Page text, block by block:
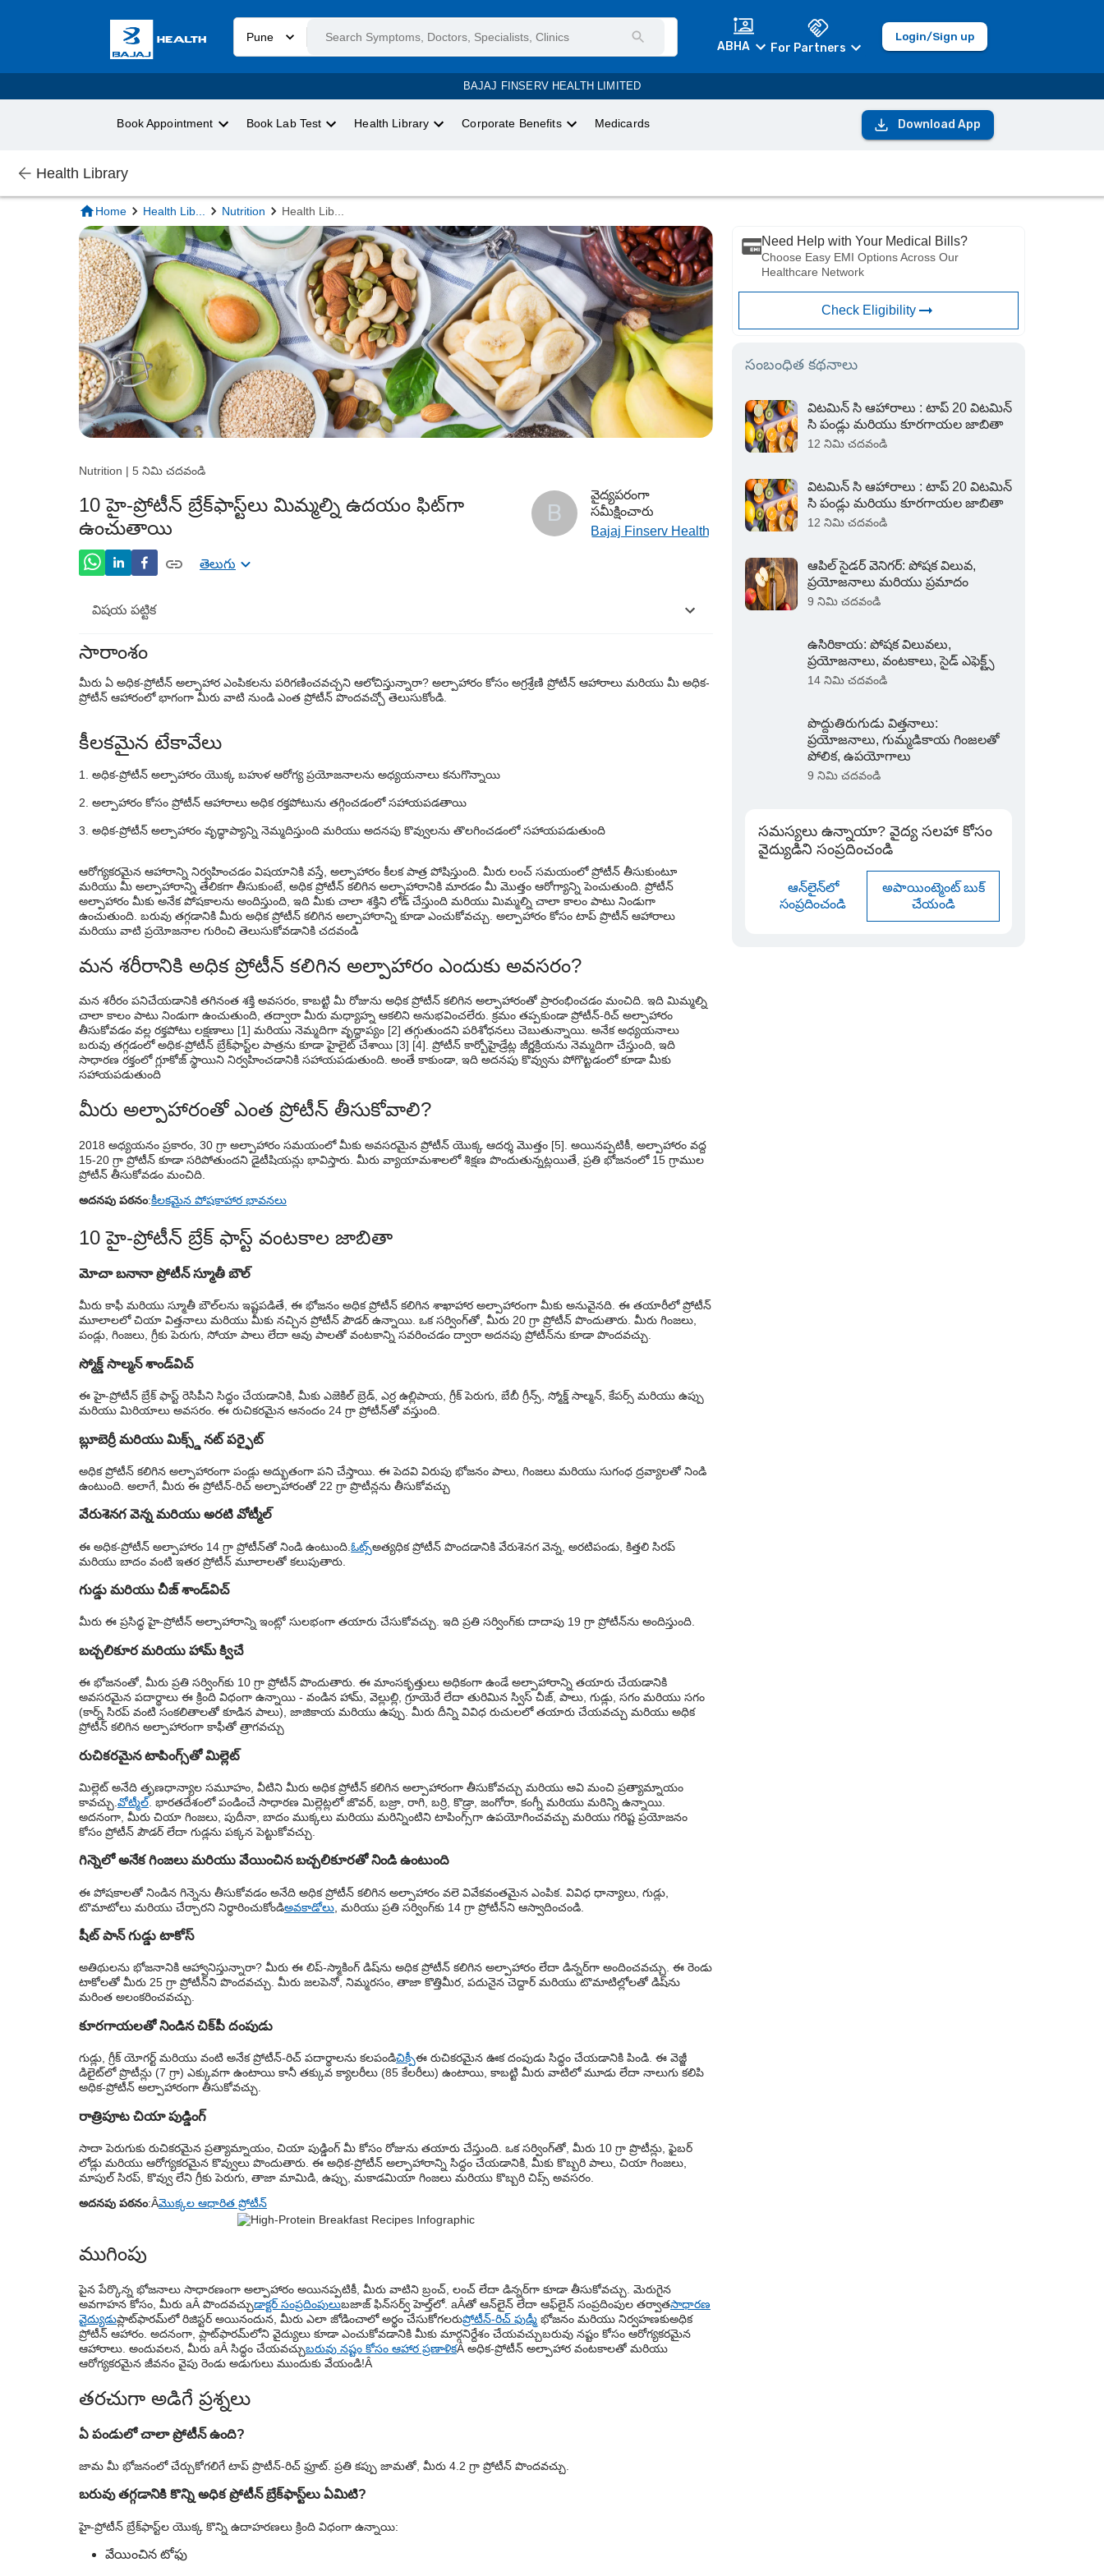
Pune
ABHA For Partners
Login/Sign up
BAJAJ FINSERV HEALTH LIMITED
Book Appointment Book Lab Test Health Library Corporate Benefits Medicards Download App
Health Library
Home Health Lib... Nutrition Health Lib...
Nutrition | 5 నిమి చదవండి
10 హై-ప్రోటీన్ బ్రేక్‌ఫాస్ట్‌లు మిమ్మల్ని ఉదయం ఫిట్‌గా
ఉంచుతాయి
B
వైద్యపరంగా
సమీక్షించారు
Bajaj Finserv Health
తెలుగు
విషయ పట్టిక
మన శరీరానికి అధిక ప్రోటీన్ కలిగిన అల్పాహారం ఎందుకు అవసరం?
మీరు అల్పాహారంతో ఎంత ప్రోటీన్ తీసుకోవాలి?
ముగింపు
తరచుగా అడిగే ప్రశ్నలు
సారాంశం
మీరు ఏ అధిక-ప్రోటీన్ అల్పాహార ఎంపికలను పరిగణించవచ్చని ఆలోచిస్తున్నారా? అల్పాహారం కోసం అగ్రశ్రేణి ప్రోటీన్ ఆహారాలు మరియు మీ అధిక-
ప్రోటీన్ ఆహారంలో భాగంగా మీరు వాటి నుండి ఎంత ప్రోటీన్ పొందవచ్చో తెలుసుకోండి.
కీలకమైన టేకావేలు
అధిక-ప్రోటీన్ అల్పాహారం యొక్క బహుళ ఆరోగ్య ప్రయోజనాలను అధ్యయనాలు కనుగొన్నాయి
అల్పాహారం కోసం ప్రోటీన్ ఆహారాలు అధిక రక్తపోటును తగ్గించడంలో సహాయపడతాయి
అధిక-ప్రోటీన్ అల్పాహారం వృద్ధాప్యాన్ని నెమ్మదిస్తుంది మరియు అదనపు కొవ్వులను తొలగించడంలో సహాయపడుతుంది
ఆరోగ్యకరమైన ఆహారాన్ని నిర్వహించడం విషయానికి వస్తే, అల్పాహారం కీలక పాత్ర పోషిస్తుంది. మీరు లంచ్ సమయంలో ప్రోటీన్ తీసుకుంటూ
మరియు మీ అల్పాహారాన్ని తేలికగా తీసుకుంటే, అధిక ప్రోటీన్ కలిగిన అల్పాహారానికి మారడం మీ మొత్తం ఆరోగ్యాన్ని పెంచుతుంది. ప్రోటీన్
అల్పాహారం మీకు అనేక పోషకాలను అందిస్తుంది, ఇది మీకు చాలా శక్తిని లోడ్ చేస్తుంది మరియు మిమ్మల్ని చాలా కాలం పాటు నిండుగా
ఉంచుతుంది. బరువు తగ్గడానికి మీరు అధిక ప్రోటీన్ కలిగిన అల్పాహారాన్ని కూడా ఎంచుకోవచ్చు. అల్పాహారం కోసం టాప్ ప్రొటీన్ ఆహారాలు
మరియు వాటి ప్రయోజనాల గురించి తెలుసుకోవడానికి చదవండి
మన శరీరానికి అధిక ప్రోటీన్ కలిగిన అల్పాహారం ఎందుకు అవసరం?
మన శరీరం పనిచేయడానికి తగినంత శక్తి అవసరం, కాబట్టి మీ రోజును అధిక ప్రోటీన్ కలిగిన అల్పాహారంతో ప్రారంభించడం మంచిది. ఇది మిమ్మల్ని
చాలా కాలం పాటు నిండుగా ఉంచుతుంది, తద్వారా మీరు మధ్యాహ్న ఆకలిని అనుభవించలేరు. క్రమం తప్పకుండా ప్రోటీన్-రిచ్ అల్పాహారం
తీసుకోవడం వల్ల రక్తపోటు లక్షణాలు [1] మరియు నెమ్మదిగా వృద్ధాప్యం [2] తగ్గుతుందని పరిశోధనలు చెబుతున్నాయి. అనేక అధ్యయనాలు
బరువు తగ్గడంలో అధిక-ప్రోటీన్ బ్రేక్‌ఫాస్ట్‌ల పాత్రను కూడా హైలైట్ చేశాయి [3] [4]. ప్రోటీన్ కార్బోహైడ్రేట్ల జీర్ణక్రియను నెమ్మదిగా చేస్తుంది, ఇది
సాధారణ రక్తంలో గ్లూకోజ్ స్థాయిని నిర్వహించడానికి సహాయపడుతుంది. అంతే కాకుండా, ఇది అదనపు కొవ్వును పోగొట్టడంలో కూడా మీకు
సహాయపడుతుంది
మీరు అల్పాహారంతో ఎంత ప్రోటీన్ తీసుకోవాలి?
2018 అధ్యయనం ప్రకారం, 30 గ్రా అల్పాహారం సమయంలో మీకు అవసరమైన ప్రోటీన్ యొక్క ఆదర్శ మొత్తం [5]. అయినప్పటికీ, అల్పాహారం వద్ద
15-20 గ్రా ప్రోటీన్ కూడా సరిపోతుందని డైటీషియన్లు భావిస్తారు. మీరు వ్యాయామశాలలో శిక్షణ పొందుతున్నట్లయితే, ప్రతి భోజనంలో 15 గ్రాముల
ప్రోటీన్ తీసుకోవడం మంచిది.
అదనపు పఠనం:కీలకమైన పోషకాహార భావనలు
10 హై-ప్రోటీన్ బ్రేక్ ఫాస్ట్ వంటకాల జాబితా
మోచా బనానా ప్రోటీన్ స్మూతీ బౌల్
మీరు కాఫీ మరియు స్మూతీ బౌల్‌లను ఇష్టపడితే, ఈ భోజనం అధిక ప్రోటీన్ కలిగిన శాఖాహార అల్పాహారంగా మీకు అనువైనది. ఈ తయారీలో ప్రోటీన్
మూలాలలో చియా విత్తనాలు మరియు మీకు నచ్చిన ప్రోటీన్ పౌడర్ ఉన్నాయి. ఒక సర్వింగ్‌తో, మీరు 20 గ్రా ప్రోటీన్ పొందుతారు. మీరు గింజలు,
పండ్లు, గింజలు, గ్రీకు పెరుగు, సోయా పాలు లేదా ఆవు పాలతో వంటకాన్ని సవరించడం ద్వారా అదనపు ప్రోటీన్‌ను కూడా పొందవచ్చు.
స్మోక్డ్ సాల్మన్ శాండ్‌విచ్
ఈ హై-ప్రోటీన్ బ్రేక్ ఫాస్ట్ రెసిపీని సిద్ధం చేయడానికి, మీకు ఎజెకిల్ బ్రెడ్, ఎర్ర ఉల్లిపాయ, గ్రీక్ పెరుగు, బేబీ గ్రీన్స్, స్మోక్డ్ సాల్మన్, కేపర్స్ మరియు ఉప్పు
మరియు మిరియాలు అవసరం. ఈ రుచికరమైన ఆనందం 24 గ్రా ప్రోటీన్‌తో వస్తుంది.
బ్లూబెర్రీ మరియు మిక్స్డ్ నట్ పర్ఫైట్
అధిక ప్రోటీన్ కలిగిన అల్పాహారంగా పండ్లు అద్భుతంగా పని చేస్తాయి. ఈ పెదవి విరుపు భోజనం పాలు, గింజలు మరియు సుగంధ ద్రవ్యాలతో నిండి
ఉంటుంది. అలాగే, మీరు ఈ ప్రోటీన్-రిచ్ అల్పాహారంతో 22 గ్రా ప్రొటీన్లను తీసుకోవచ్చు
వేరుశెనగ వెన్న మరియు అరటి వోట్మీల్
ఈ అధిక-ప్రోటీన్ అల్పాహారం 14 గ్రా ప్రోటీన్‌తో నిండి ఉంటుంది. ఓట్స్అత్యధిక ప్రోటీన్ పొందడానికి వేరుశెనగ వెన్న, అరటిపండు, కిత్తలి సిరప్
మరియు బాదం వంటి ఇతర ప్రోటీన్ మూలాలతో కలుపుతారు.
గుడ్డు మరియు చీజ్ శాండ్‌విచ్
మీరు ఈ ప్రసిద్ధ హై-ప్రోటీన్ అల్పాహారాన్ని ఇంట్లో సులభంగా తయారు చేసుకోవచ్చు. ఇది ప్రతి సర్వింగ్‌కు దాదాపు 19 గ్రా ప్రోటీన్‌ను అందిస్తుంది.
బచ్చలికూర మరియు హామ్ క్విచే
ఈ భోజనంతో, మీరు ప్రతి సర్వింగ్‌కు 10 గ్రా ప్రోటీన్ పొందుతారు. ఈ మాంసకృత్తులు అధికంగా ఉండే అల్పాహారాన్ని తయారు చేయడానికి
అవసరమైన పదార్థాలు ఈ క్రింది విధంగా ఉన్నాయి - వండిన హామ్, వెల్లుల్లి, గ్రూయెరే లేదా తురిమిన స్విస్ చీజ్, పాలు, గుడ్లు, సగం మరియు సగం
(కార్న్ సిరప్ వంటి సంకలితాలతో కూడిన పాలు), జాజికాయ మరియు ఉప్పు. మీరు దీన్ని వివిధ రుచులలో తయారు చేయవచ్చు మరియు అధిక
ప్రోటీన్ కలిగిన అల్పాహారంగా కాఫీతో త్రాగవచ్చు
రుచికరమైన టాపింగ్స్‌తో మిల్లెట్
మిల్లెట్ అనేది తృణధాన్యాల సమూహం, వీటిని మీరు అధిక ప్రోటీన్ కలిగిన అల్పాహారంగా తీసుకోవచ్చు మరియు అవి మంచి ప్రత్యామ్నాయం
కావచ్చు. వోట్మీల్. భారతదేశంలో పండించే సాధారణ మిల్లెట్లలో జొవర్, బజ్రా, రాగి, బర్రి, కొడ్రా, జంగోరా, కంగ్నీ మరియు మరిన్ని ఉన్నాయి.
అదనంగా, మీరు చియా గింజలు, పుదీనా, బాదం ముక్కలు మరియు మరిన్నింటిని టాపింగ్స్‌గా ఉపయోగించవచ్చు మరియు గరిష్ట ప్రయోజనం
కోసం ప్రోటీన్ పౌడర్ లేదా గుడ్లను పక్కన పెట్టుకోవచ్చు.
గిన్నెలో అనేక గింజలు మరియు వేయించిన బచ్చలికూరతో నిండి ఉంటుంది
ఈ పోషకాలతో నిండిన గిన్నెను తీసుకోవడం అనేది అధిక ప్రోటీన్ కలిగిన అల్పాహారం వలె వివేకవంతమైన ఎంపిక. వివిధ ధాన్యాలు, గుడ్లు,
టొమాటోలు మరియు చేర్చారని నిర్ధారించుకోండిఅవకాడోలు , మరియు ప్రతి సర్వింగ్‌కు 14 గ్రా ప్రోటీన్‌ని ఆస్వాదించండి.
షీట్ పాన్ గుడ్డు టాకోస్
అతిథులను భోజనానికి ఆహ్వానిస్తున్నారా? మీరు ఈ లిప్-స్మాకింగ్ డిష్‌ను అధిక ప్రోటీన్ కలిగిన అల్పాహారం లేదా డిన్నర్‌గా అందించవచ్చు. ఈ రెండు
టాకోలతో మీరు 25 గ్రా ప్రోటీన్‌ని పొందవచ్చు. మీరు జలపెనో, నిమ్మరసం, తాజా కొత్తిమీర, పదునైన చెద్దార్ మరియు టొమాటిల్లోలతో డిష్‌ను
మరింత అలంకరించవచ్చు.
కూరగాయలతో నిండిన చిక్‌పీ దంపుడు
గుడ్లు, గ్రీక్ యోగర్ట్ మరియు వంటి అనేక ప్రోటీన్-రిచ్ పదార్థాలను కలపండిచిక్పీఈ రుచికరమైన ఊక దంపుడు సిద్ధం చేయడానికి పిండి. ఈ వెజ్జీ
డిలైట్‌లో ప్రొటీన్లు (7 గ్రా) ఎక్కువగా ఉంటాయి కానీ తక్కువ క్యాలరీలు (85 కేలరీలు) ఉంటాయి, కాబట్టి మీరు వాటిలో మూడు లేదా నాలుగు కలిపి
అధిక-ప్రోటీన్ అల్పాహారంగా తీసుకోవచ్చు.
రాత్రిపూట చియా పుడ్డింగ్
సాదా పెరుగుకు రుచికరమైన ప్రత్యామ్నాయం, చియా పుడ్డింగ్ మీ కోసం రోజును తయారు చేస్తుంది. ఒక సర్వింగ్‌తో, మీరు 10 గ్రా ప్రొటీన్లు, ఫైబర్
లోడ్లు మరియు ఆరోగ్యకరమైన కొవ్వులు పొందుతారు. ఈ అధిక-ప్రోటీన్ అల్పాహారాన్ని సిద్ధం చేయడానికి, మీకు కొబ్బరి పాలు, చియా గింజలు,
మాపుల్ సిరప్, కొవ్వు లేని గ్రీకు పెరుగు, తాజా మామిడి, ఉప్పు, మకాడమియా గింజలు మరియు కొబ్బరి చిప్స్ అవసరం.
అదనపు పఠనం:Âమొక్కల ఆధారిత ప్రోటీన్
ముగింపు
పైన పేర్కొన్న భోజనాలు సాధారణంగా అల్పాహారం అయినప్పటికీ, మీరు వాటిని బ్రంచ్, లంచ్ లేదా డిన్నర్‌గా కూడా తీసుకోవచ్చు. మెరుగైన
అవగాహన కోసం, మీరు aÂ పొందవచ్చుడాక్టర్ సంప్రదింపులుబజాజ్ ఫిన్‌సర్వ్ హెల్త్‌లో. aÂతో ఆన్‌లైన్ లేదా ఆఫ్‌లైన్ సంప్రదింపుల తర్వాతసాధారణ
వైద్యుడుప్లాట్‌ఫారమ్‌లో రిజిస్టర్ అయినందున, మీరు ఎలా జోడించాలో అర్థం చేసుకోగలరుప్రోటీన్-రిచ్ ఫుడ్ మీ భోజనం మరియు నిర్వహణకుఅధిక
ప్రోటీన్ ఆహారం . అదనంగా, ప్లాట్‌ఫారమ్‌లోని వైద్యులు కూడా ఎంచుకోవడానికి మీకు మార్గనిర్దేశం చేయవచ్చుబరువు నష్టం కోసం ఆరోగ్యకరమైన
ఆహారాలు . అందువలన, మీరు aÂ సిద్ధం చేయవచ్చుబరువు నష్టం కోసం ఆహార ప్రణాళికÂ అధిక-ప్రోటీన్ అల్పాహార వంటకాలతో మరియు
ఆరోగ్యకరమైన జీవనం వైపు రెండు అడుగులు ముందుకు వేయండి!Â
తరచుగా అడిగే ప్రశ్నలు
ఏ పండులో చాలా ప్రోటీన్ ఉంది?
జామ మీ భోజనంలో చేర్చుకోగలిగే టాప్ ప్రొటీన్-రిచ్ ఫ్రూట్. ప్రతి కప్పు జామతో, మీరు 4.2 గ్రా ప్రోటీన్ పొందవచ్చు.
బరువు తగ్గడానికి కొన్ని అధిక ప్రోటీన్ బ్రేక్‌ఫాస్ట్‌లు ఏమిటి?
హై-ప్రోటీన్ బ్రేక్‌ఫాస్ట్‌ల యొక్క కొన్ని ఉదాహరణలు క్రింది విధంగా ఉన్నాయి:
వేయించిన టోఫు
Need Help with Your Medical Bills?
Choose Easy EMI Options Across Our
Healthcare Network
Check Eligibility
సంబంధిత కథనాలు
విటమిన్ సి ఆహారాలు : టాప్ 20 విటమిన్
సి పండ్లు మరియు కూరగాయల జాబితా
12 నిమి చదవండి
విటమిన్ సి ఆహారాలు : టాప్ 20 విటమిన్
సి పండ్లు మరియు కూరగాయల జాబితా
12 నిమి చదవండి
ఆపిల్ సైడర్ వెనిగర్: పోషక విలువ,
ప్రయోజనాలు మరియు ప్రమాదం
9 నిమి చదవండి
ఉసిరికాయ: పోషక విలువలు,
ప్రయోజనాలు, వంటకాలు, సైడ్ ఎఫెక్ట్స్
14 నిమి చదవండి
పొద్దుతిరుగుడు విత్తనాలు:
ప్రయోజనాలు, గుమ్మడికాయ గింజలతో
పోలిక, ఉపయోగాలు
9 నిమి చదవండి
సమస్యలు ఉన్నాయా? వైద్య సలహా కోసం
వైద్యుడిని సంప్రదించండి
ఆన్‌లైన్‌లో
సంప్రదించండి
అపాయింట్మెంట్ బుక్
చేయండి